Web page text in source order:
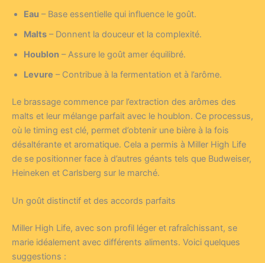
Eau – Base essentielle qui influence le goût.
Malts – Donnent la douceur et la complexité.
Houblon – Assure le goût amer équilibré.
Levure – Contribue à la fermentation et à l’arôme.
Le brassage commence par l’extraction des arômes des
malts et leur mélange parfait avec le houblon. Ce processus,
où le timing est clé, permet d’obtenir une bière à la fois
désaltérante et aromatique. Cela a permis à Miller High Life
de se positionner face à d’autres géants tels que Budweiser,
Heineken et Carlsberg sur le marché.
Un goût distinctif et des accords parfaits
Miller High Life, avec son profil léger et rafraîchissant, se
marie idéalement avec différents aliments. Voici quelques
suggestions :